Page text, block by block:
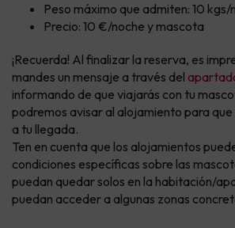
Peso máximo que admiten: 10
Precio: 10 €/noche y mascota
¡Recuerda! Al finalizar la reserva, es
mandes un mensaje a través del
informando de que viajarás con tu
podremos avisar al alojamiento para
a tu llegada.
Ten en cuenta que los alojamientos
condiciones específicas sobre las
puedan quedar solos en la habitación/
puedan acceder a algunas zonas